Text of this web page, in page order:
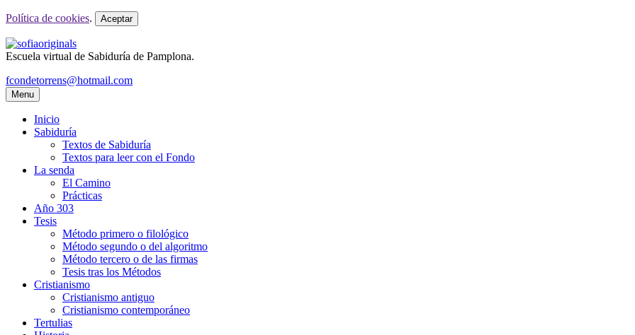
Política de cookies. Aceptar
Escuela virtual de Sabiduría de Pamplona.
fcondetorrens@hotmail.com
Menu
Inicio
Sabiduría
Textos de Sabiduría
Textos para leer con el Fondo
La senda
El Camino
Prácticas
Año 303
Tesis
Método primero o filológico
Método segundo o del algoritmo
Método tercero o de las firmas
Tesis tras los Métodos
Cristianismo
Cristianismo antiguo
Cristianismo contemporáneo
Tertulias